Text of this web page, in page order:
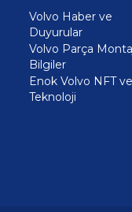
Volvo Haber ve
Duyurular
Volvo Parça
Bilgiler
Enok Volvo NFT ve
Teknoloji